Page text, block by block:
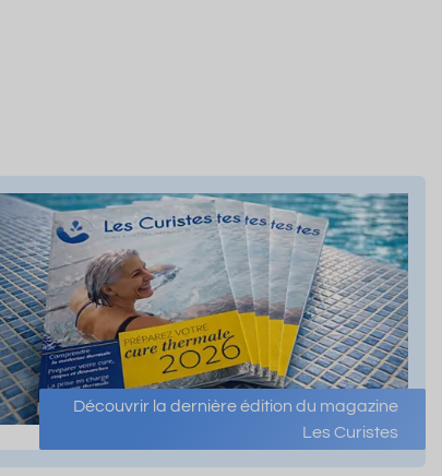
Découvrir la dernière édition du magazine
Les Curistes